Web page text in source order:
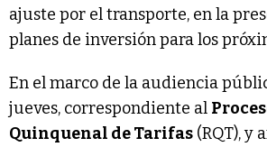
ajuste por el transporte, en la
planes de inversión para los
En el marco de la audiencia
jueves, correspondiente al
Quinquenal de Tarifas (RQT), y